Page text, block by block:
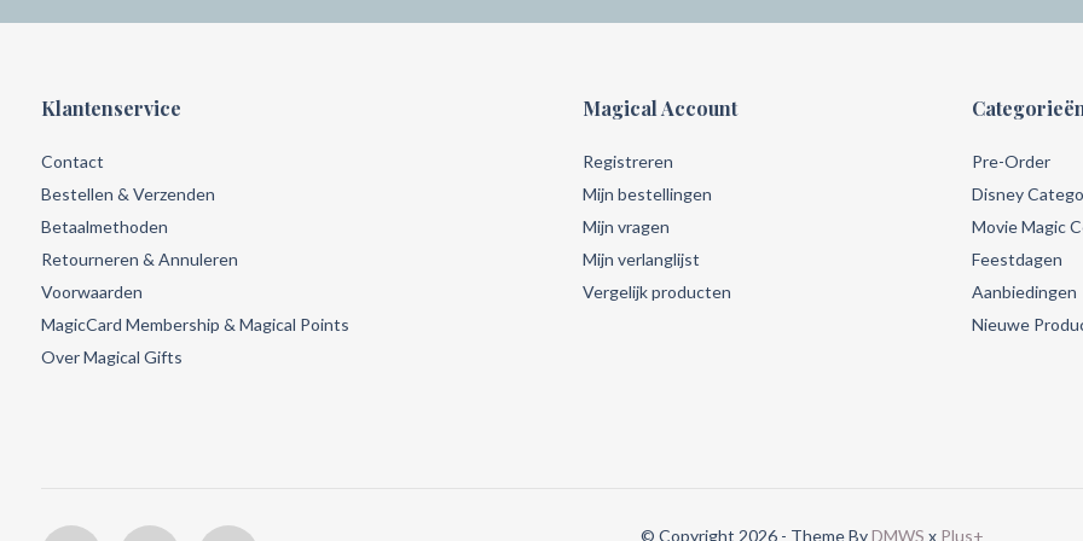
Klantenservice
Contact
Bestellen & Verzenden
Betaalmethoden
Retourneren & Annuleren
Voorwaarden
MagicCard Membership & Magical Points
Over Magical Gifts
Magical Account
Registreren
Mijn bestellingen
Mijn vragen
Mijn verlanglijst
Vergelijk producten
Pre-Order
Disney
Movie Magic
Feestdagen
Aanbiedingen
Nieuwe
© Copyright 2026 - Theme ByDMWS x Plus+